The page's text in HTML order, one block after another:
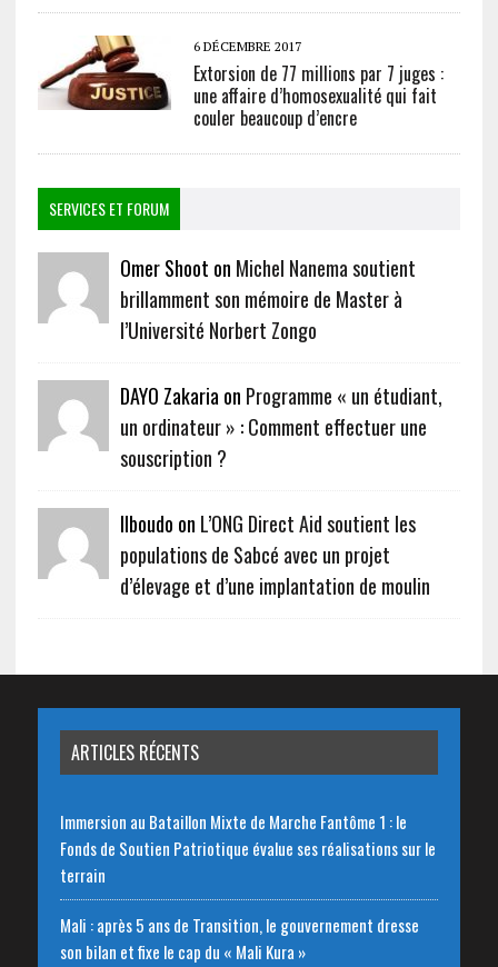
6 DÉCEMBRE 2017
Extorsion de 77 millions par 7 juges :
une affaire d’homosexualité qui fait
couler beaucoup d’encre
SERVICES ET FORUM
Omer Shoot on Michel Nanema soutient
brillamment son mémoire de Master à
l’Université Norbert Zongo
DAYO Zakaria on Programme « un étudiant,
un ordinateur » : Comment effectuer une
souscription ?
Ilboudo on L’ONG Direct Aid soutient les
populations de Sabcé avec un projet
d’élevage et d’une implantation de moulin
ARTICLES RÉCENTS
Immersion au Bataillon Mixte de Marche Fantôme 1 : le
Fonds de Soutien Patriotique évalue ses réalisations sur le
terrain
Mali : après 5 ans de Transition, le gouvernement dresse
son bilan et fixe le cap du « Mali Kura »